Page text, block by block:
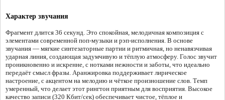
Характер звучания
Фрагмент длится 36 секунд. Это спокойная, мелодичная композиция с
элементами современной поп-музыки и рэп-исполнения. В основе
звучания — мягкие синтезаторные партии и ритмичная, но ненавязчивая
ударная линия, создающая задумчивую и тёплую атмосферу. Голос звучит
проникновенно и искренне, с нотками нежности и заботы, что идеально
передаёт смысл фразы. Аранжировка поддерживает лирическое
настроение, с акцентом на мелодию и чёткое произношение слов. Темп
умеренный, что делает этот рингтон приятным для восприятия. Высокое
качество записи (320 Кбит/сек) обеспечивает чистое, тёплое и